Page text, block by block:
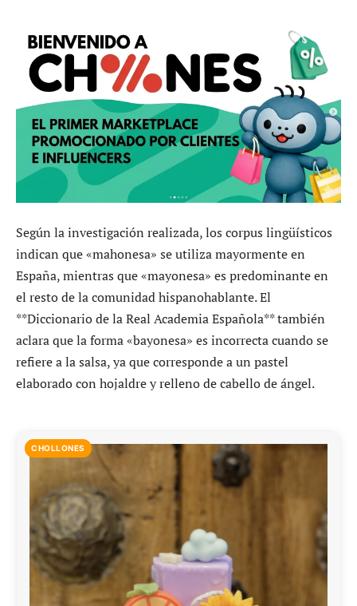
Según la investigación realizada, los corpus lingüísticos
indican que «mahonesa» se utiliza mayormente en
España, mientras que «mayonesa» es predominante en
el resto de la comunidad hispanohablante. El
**Diccionario de la Real Academia Española** también
aclara que la forma «bayonesa» es incorrecta cuando se
refiere a la salsa, ya que corresponde a un pastel
elaborado con hojaldre y relleno de cabello de ángel.
CHOLLONES